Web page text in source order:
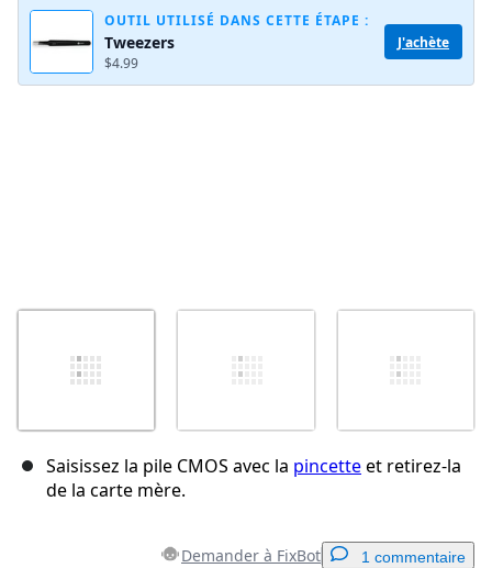
OUTIL UTILISÉ DANS CETTE ÉTAPE :
Tweezers
$4.99
J'achète
Saisissez la pile CMOS avec la pincetteet retirez-la
de la carte mère.
Demander à FixBot 1 commentaire